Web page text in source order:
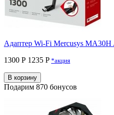
Адаптер Wi-Fi Mercusys
1300 Р 1235 P *акция
В корзину
Подарим 870 бонусов